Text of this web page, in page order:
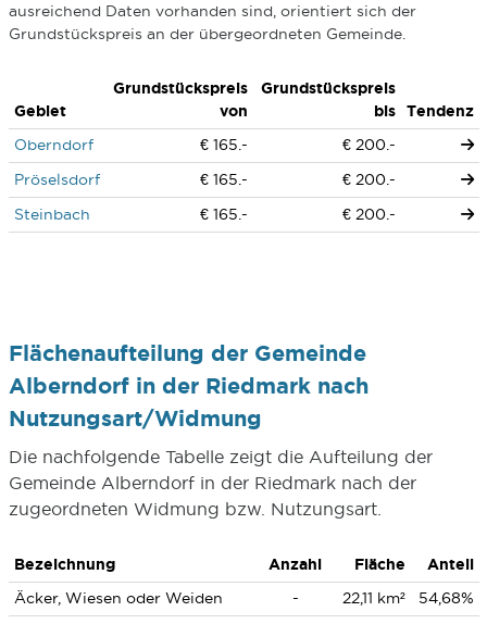
ausreichend Daten vorhanden sind, orientiert sich der
Grundstückspreis an der übergeordneten Gemeinde.
Gebiet
Grundstückspreis
von
Grundstückspreis
bis
Tendenz
Oberndorf
€ 165.-
€ 200.-
Pröselsdorf
€ 165.-
€ 200.-
Steinbach
€ 165.- € 200.-
Flächenaufteilung der Gemeinde
Alberndorf in der Riedmark nach
Nutzungsart/Widmung
Die nachfolgende Tabelle zeigt die Aufteilung der
Gemeinde Alberndorf in der Riedmark nach der
zugeordneten Widmung bzw. Nutzungsart.
Bezeichnung Anzahl Fläche
Anteil
Äcker, Wiesen oder Weiden
- 22,11 km² 54,68%